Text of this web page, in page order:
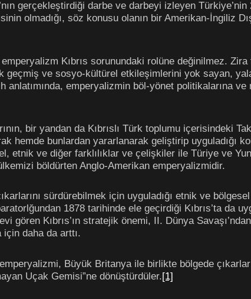
gerçekleştirdiği darbe ve darbeyi izleyen
olmadığı, söz konusu olanın bir Amerikan-İngiliz
Kıbrıs sorunundaki rolüne değinilmez. Zira
geçmiş ve sosyo-kültürel etkileşimlerini yok sayan,
emperyalizmin böl-yönet politikalarına ve
bir yandan da Kıbrıslı Türk toplumu içerisindeki
hemde bunlardan yararlanarak geliştirip uyguladığı
etnik ve diğer farklılıklar ve çelişkiler ile Türiye ve
böldürten Anglo-Amerikan emperyalizmidir.
sürdürebilmek için uyguladığı etnik ve
1878 tarihinde ele geçirdiği Kıbrıs’ta da
Kıbrıs’ın stratejik önemi, II. Dünya
daha da arttı.
Büyük Britanya ile birlikte bölgede
Uçak Gemisi”ne dönüştürdüler.[1]